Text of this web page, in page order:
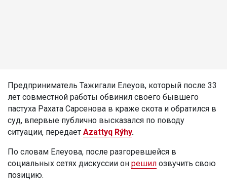
Предприниматель Тажигали Елеуов, который после 33
лет совместной работы обвинил своего бывшего
пастуха Рахата Сарсенова в краже скота и обратился в
суд, впервые публично высказался по поводу
ситуации, передает Azattyq Rýhy.
По словам Елеуова, после разгоревшейся в
социальных сетях дискуссии он решил озвучить свою
позицию.